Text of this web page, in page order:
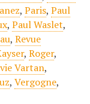
, Paris, Paul
, Paul Waslet,
, Revue
, Roger,
Vartan,
, Vergogne,